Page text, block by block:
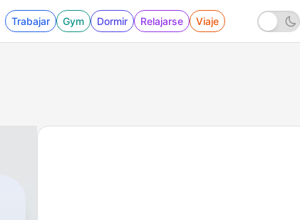
Trabajar Gym Dormir Relajarse Viaje